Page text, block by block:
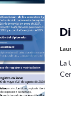
La